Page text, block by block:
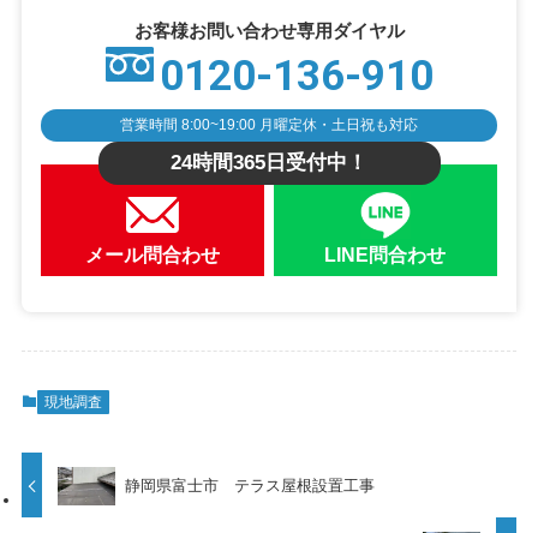
お客様お問い合わせ専用ダイヤル
0120-136-910
営業時間 8:00~19:00 月曜定休・土日祝も対応
24時間365日受付中！
メール問合わせ LINE問合わせ
現地調査
静岡県富士市 テラス屋根設置工事